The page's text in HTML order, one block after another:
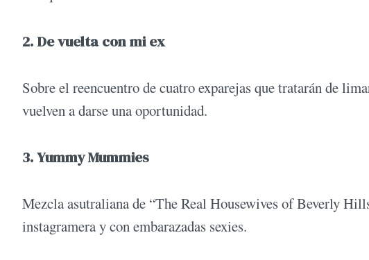
2. De vuelta con mi ex
Sobre el reencuentro de cuatro exparejas que tratarán de
vuelven a darse una oportunidad.
3. Yummy Mummies
Mezcla asutraliana de “The Real Housewives of Beverly
instagramera y con embarazadas sexies.